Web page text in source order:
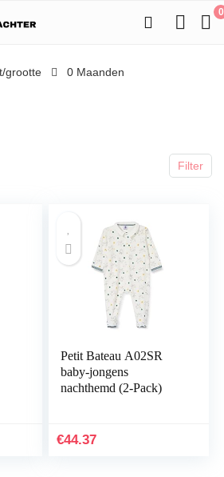
0
grootte 0 Maanden
Filter
Petit Bateau A02SR
baby-jongens
nachthemd (2-Pack)
€44.37